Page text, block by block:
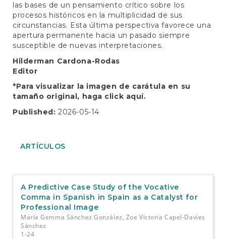
las bases de un pensamiento crítico sobre los
procesos históricos en la multiplicidad de sus
circunstancias. Esta última perspectiva favorece una
apertura permanente hacia un pasado siempre
susceptible de nuevas interpretaciones.
Hilderman Cardona-Rodas
Editor
*Para visualizar la imagen de carátula en su
tamaño original, haga click aquí.
Published:2026-05-14
ARTÍCULOS
A Predictive Case Study of the Vocative
Comma in Spanish in Spain as a Catalyst for
Professional Image
María Gemma Sánchez González, Zoe Victoria Capel-Davies
Sánchez
1-24